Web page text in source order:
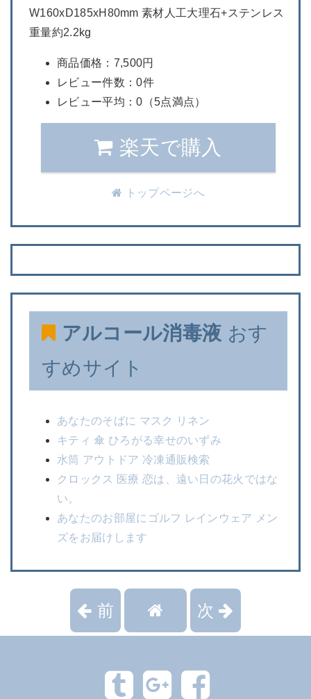
W160xD185xH80mm 素材人工大理石+ステンレス
重量約2.2kg
商品価格：7,500円
レビュー件数：0件
レビュー平均：0（5点満点）
楽天で購入
トップページへ
アルコール消毒液 おす
すめサイト
あなたのそばに マスク リネン
キティ 傘 ひろがる幸せのいずみ
水筒 アウトドア 冷凍通販検索
クロックス 医療 恋は、遠い日の花火ではな
い。
あなたのお部屋にゴルフ レインウェア メン
ズをお届けします
前 次